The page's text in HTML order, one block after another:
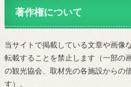
著作権について
当サイトで掲載している文章や画像
転載することを禁止します（一部の
の観光協会、取材先の各施設からの
す）。